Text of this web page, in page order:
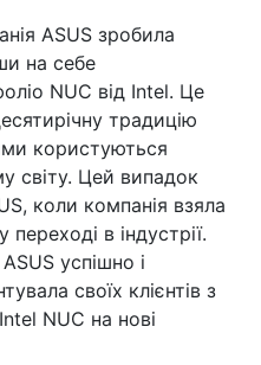
ASUS зробила
на себе
NUC від Intel. Це
традицію
користуються
світу. Цей випадок
коли компанія взяла
в індустрії.
успішно і
своїх клієнтів з
NUC на нові